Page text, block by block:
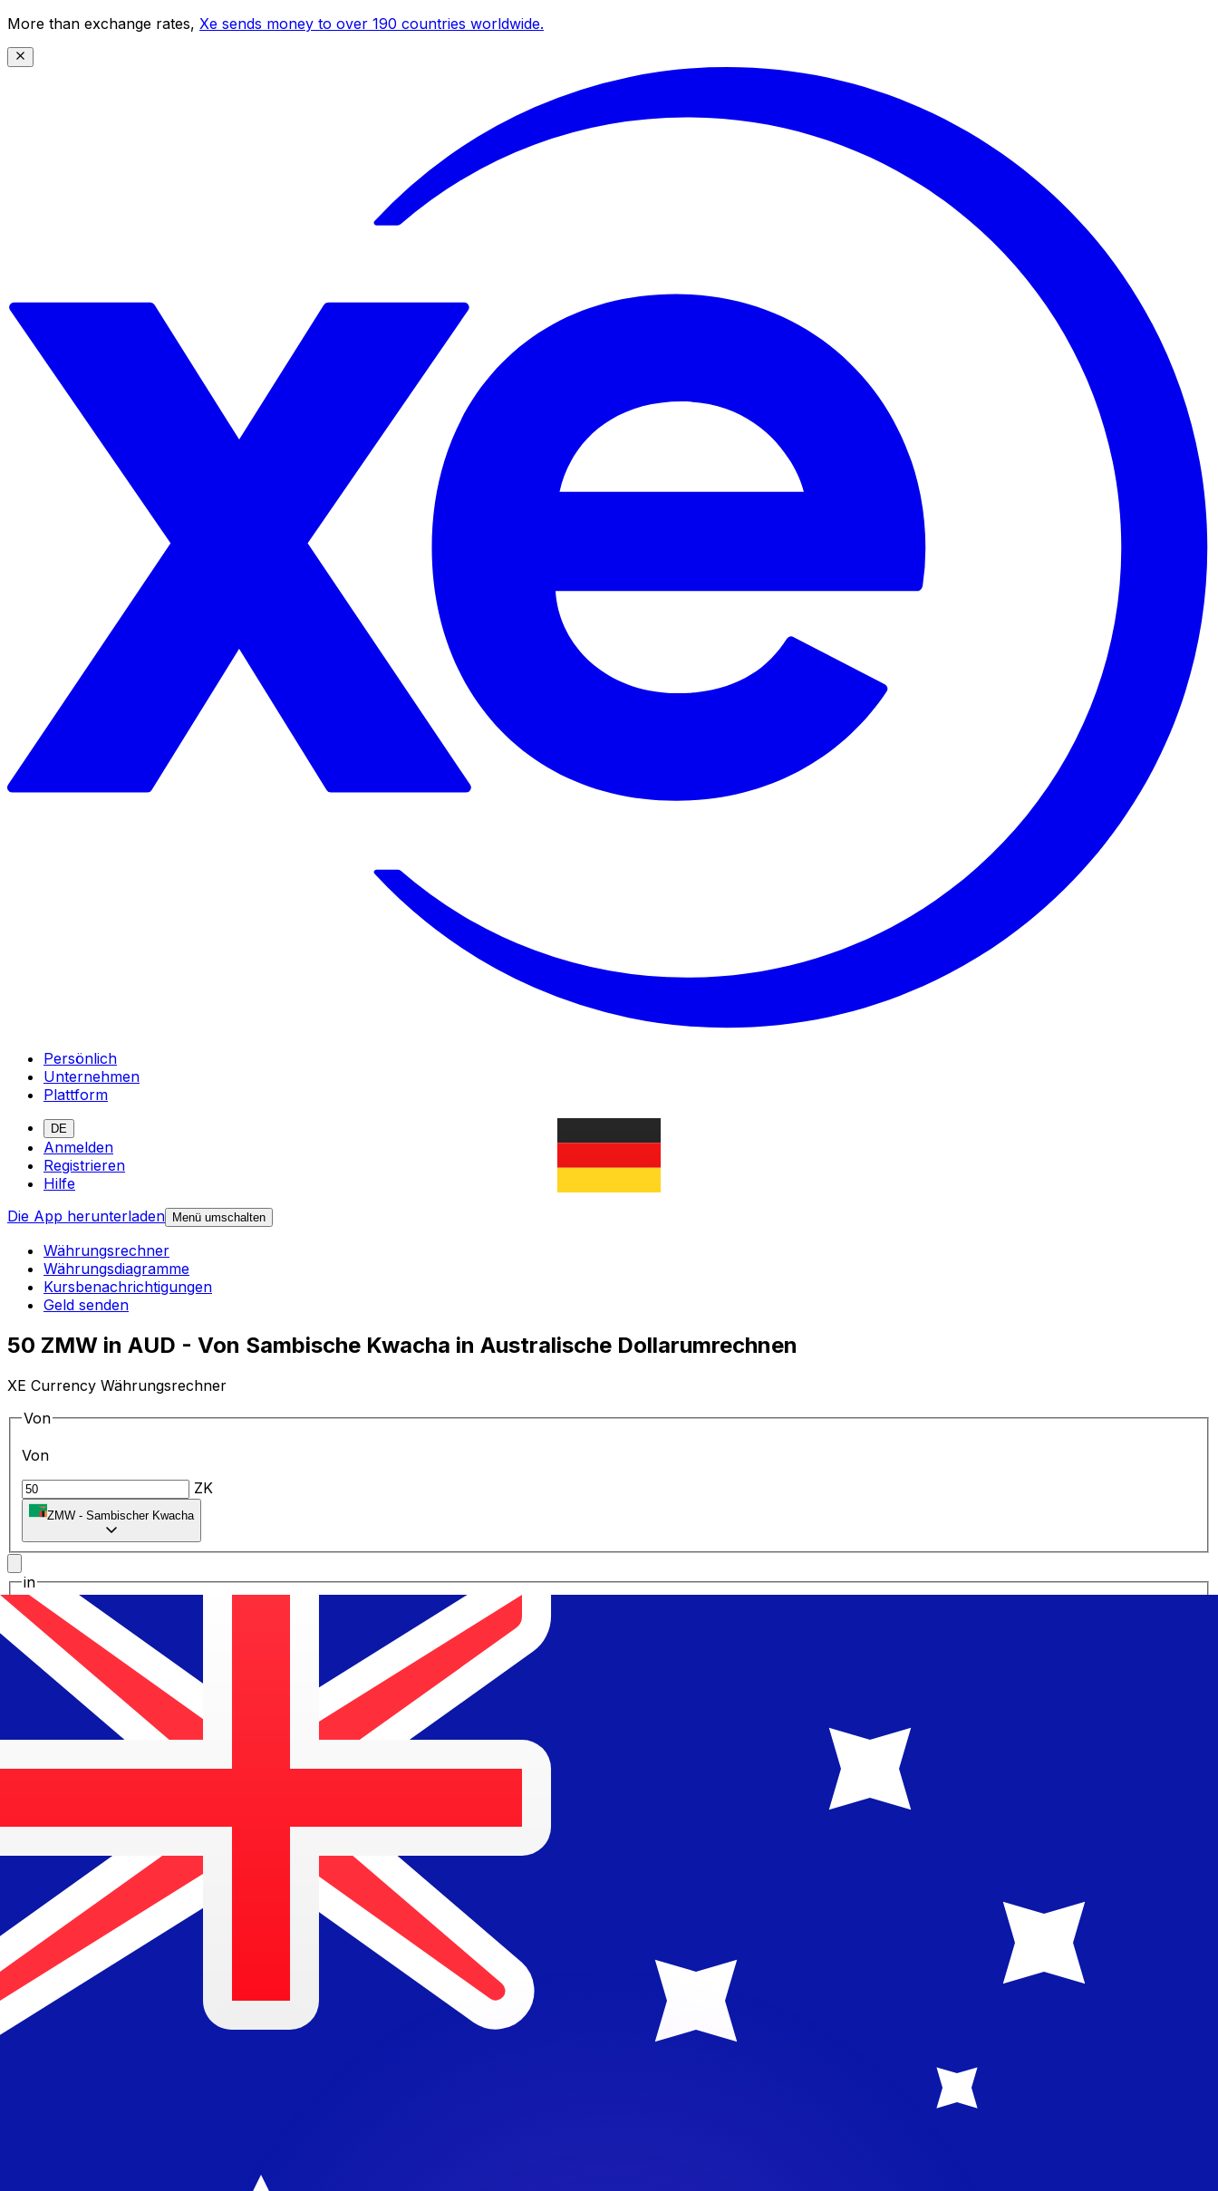
More than exchange rates, Xe sends money to over 190 countries worldwide.
Persönlich
Unternehmen
Plattform
DE
Anmelden
Registrieren
Hilfe
Die App herunterladen
Menü umschalten
Währungsrechner
Währungsdiagramme
Kursbenachrichtigungen
Geld senden
50 ZMW in AUD - Von Sambische Kwacha in Australische Dollarumrechnen
XE Currency Währungsrechner
Von
Von
ZK
ZMW - Sambischer Kwacha
in
in
AUD Australischer Dollar
1.00ZMW= 0,075151
AUD
Mid-Market-Kurs um 14:46 UTC
Wir schlagen Konkurrenzkurse.
Termin für ein Gespräch vereinbaren
Wir verwenden den Mittelkurs für unseren Umrechner. Dies dient nur zu Informationszwecken. Diesen Kurs erhalten Sie nicht, wenn Sie Geld senden.Sendekurse prüfen.
Wusstest du, dass du mit Xe Geld ins Ausland schicken kannst?
Melde dich noch heute an
0,075152